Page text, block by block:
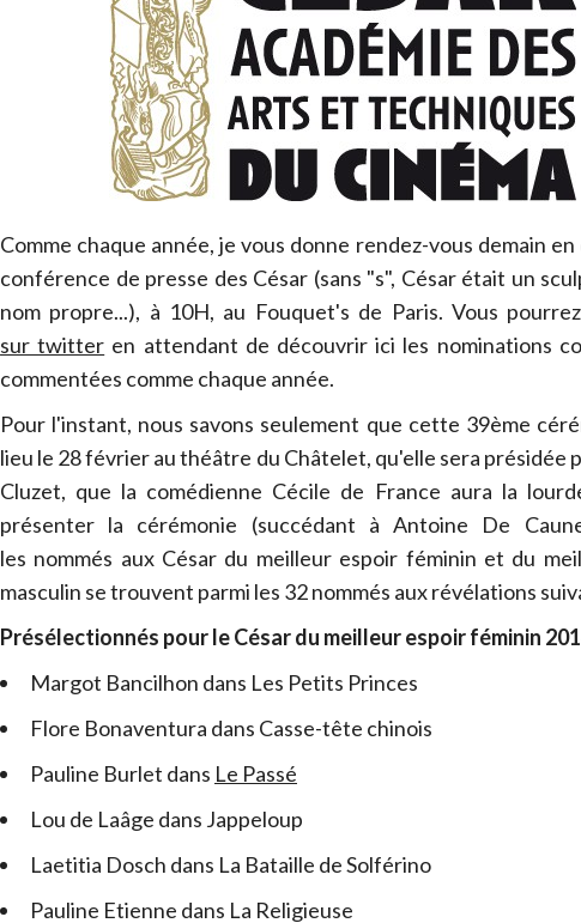
Comme chaque année, je vous donne rendez-vous demain
conférence de presse des César (sans "s", César était un
nom propre...), à 10H, au Fouquet's de Paris. Vous
sur twitter en attendant de découvrir ici les nominations
commentées comme chaque année.
Pour l'instant, nous savons seulement que cette 39ème
lieu le 28 février au théâtre du Châtelet, qu'elle sera présidée
Cluzet, que la comédienne Cécile de France aura la
présenter la cérémonie (succédant à Antoine De
les nommés aux César du meilleur espoir féminin et du
masculin se trouvent parmi les 32 nommés aux révélations
Présélectionnés pour le César du meilleur espoir féminin
Margot Bancilhon dans Les Petits Princes
Flore Bonaventura dans Casse-tête chinois
Pauline Burlet dans Le Passé
Lou de Laâge dans Jappeloup
Laetitia Dosch dans La Bataille de Solférino
Pauline Etienne dans La Religieuse